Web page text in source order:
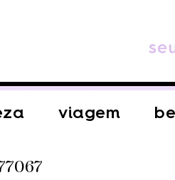
viagem